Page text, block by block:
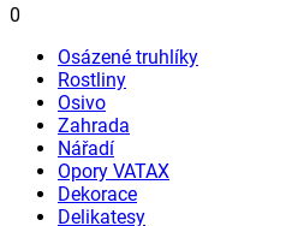
0
Osázené truhlíky
Rostliny
Osivo
Zahrada
Nářadí
Opory VATAX
Dekorace
Delikatesy